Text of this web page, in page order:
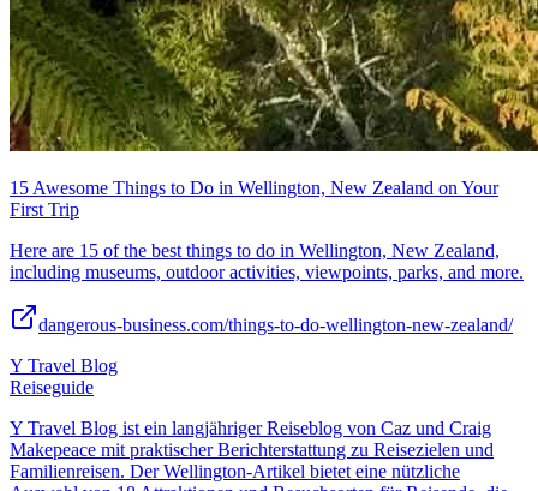
15 Awesome Things to Do in Wellington, New Zealand on Your
First Trip
Here are 15 of the best things to do in Wellington, New Zealand,
including museums, outdoor activities, viewpoints, parks, and more.
dangerous-business.com/things-to-do-wellington-new-zealand/
Y Travel Blog
Reiseguide
Y Travel Blog ist ein langjähriger Reiseblog von Caz und Craig
Makepeace mit praktischer Berichterstattung zu Reisezielen und
Familienreisen. Der Wellington-Artikel bietet eine nützliche